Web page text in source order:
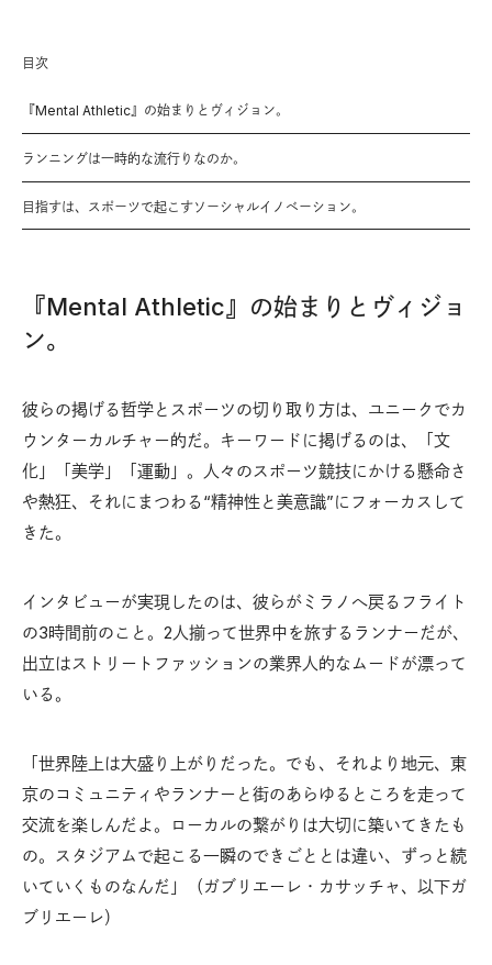
目次
『Mental Athletic』の始まりとヴィジョン。
ランニングは一時的な流行りなのか。
目指すは、スポーツで起こすソーシャルイノベーション。
『Mental Athletic』の始まりとヴィジョ
ン。
彼らの掲げる哲学とスポーツの切り取り方は、ユニークでカ
ウンターカルチャー的だ。キーワードに掲げるのは、「文
化」「美学」「運動」。人々のスポーツ競技にかける懸命さ
や熱狂、それにまつわる“精神性と美意識”にフォーカスして
きた。
インタビューが実現したのは、彼らがミラノへ戻るフライト
の3時間前のこと。2人揃って世界中を旅するランナーだが、
出立はストリートファッションの業界人的なムードが漂って
いる。
「世界陸上は大盛り上がりだった。でも、それより地元、東
京のコミュニティやランナーと街のあらゆるところを走って
交流を楽しんだよ。ローカルの繋がりは大切に築いてきたも
の。スタジアムで起こる一瞬のできごととは違い、ずっと続
いていくものなんだ」（ガブリエーレ・カサッチャ、以下ガ
ブリエーレ）